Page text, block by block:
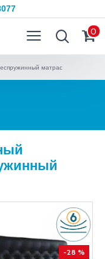
0
матрас
-28 %